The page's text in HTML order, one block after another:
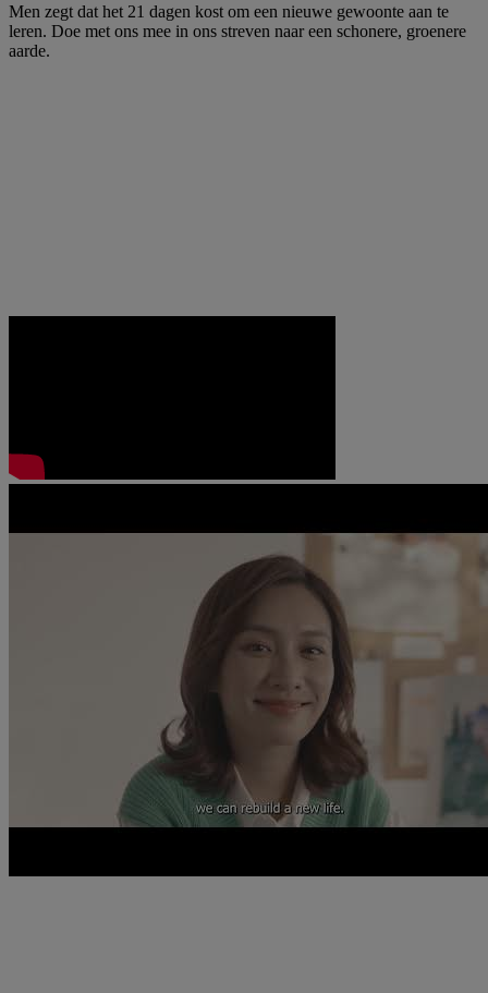
Men zegt dat het 21 dagen kost om een nieuwe gewoonte aan te
leren. Doe met ons mee in ons streven naar een schonere, groenere
aarde.